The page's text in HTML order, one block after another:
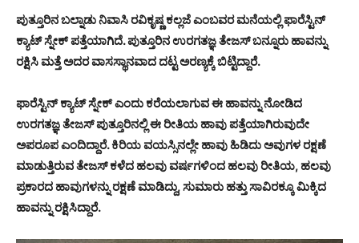
ಪುತ್ತೂರಿನ ಬಲ್ನಾಡು ನಿವಾಸಿ ರವಿಕೃಷ್ಣ ಕಲ್ಲಜೆ ಎಂಬವರ ಮನೆಯಲ್ಲಿ ಫಾರೆಸ್ಟಿನ್
ಕ್ಯಾಟ್ ಸ್ನೇಕ್ ಪತ್ತೆಯಾಗಿದೆ. ಪುತ್ತೂರಿನ ಉರಗತಜ್ಞ ತೇಜಸ್ ಬನ್ನೂರು ಹಾವನ್ನು
ರಕ್ಷಿಸಿ ಮತ್ತೆ ಅದರ ವಾಸಸ್ಥಾನವಾದ ದಟ್ಟ ಅರಣ್ಯಕ್ಕೆ ಬಿಟ್ಟಿದ್ದಾರೆ.
ಫಾರೆಸ್ಟಿನ್ ಕ್ಯಾಟ್ ಸ್ನೇಕ್ ಎಂದು ಕರೆಯಲಾಗುವ ಈ ಹಾವನ್ನು ನೋಡಿದ
ಉರಗತಜ್ಞ ತೇಜಸ್ ಪುತ್ತೂರಿನಲ್ಲಿ ಈ ರೀತಿಯ ಹಾವು ಪತ್ತೆಯಾಗಿರುವುದೇ
ಅಪರೂಪ ಎಂದಿದ್ದಾರೆ. ಕಿರಿಯ ವಯಸ್ಸಿನಲ್ಲೇ ಹಾವು ಹಿಡಿದು ಅವುಗಳ ರಕ್ಷಣೆ
ಮಾಡುತ್ತಿರುವ ತೇಜಸ್ ಕಳೆದ ಹಲವು ವರ್ಷಗಳಿಂದ ಹಲವು ರೀತಿಯ, ಹಲವು
ಪ್ರಕಾರದ ಹಾವುಗಳನ್ನು ರಕ್ಷಣೆ ಮಾಡಿದ್ದು, ಸುಮಾರು ಹತ್ತು ಸಾವಿರಕ್ಕೂ ಮಿಕ್ಕಿದ
ಹಾವನ್ನು ರಕ್ಷಿಸಿದ್ದಾರೆ.